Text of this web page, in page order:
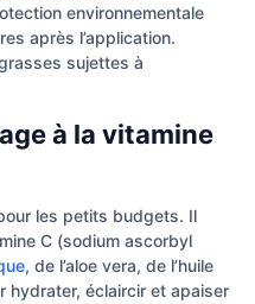
environnementale
après l’application.
sujettes à
à la vitamine
les petits budgets. Il
C (sodium ascorbyl
, de l’aloe vera, de l’huile
hydrater, éclaircir et apaiser